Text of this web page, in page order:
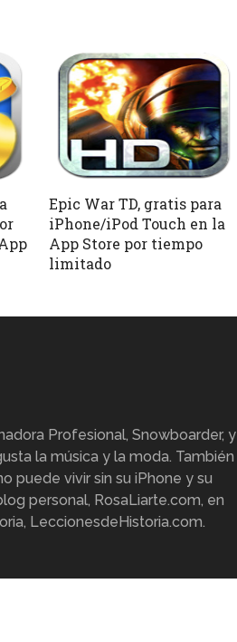
Epic War TD, gratis para
iPhone/iPod Touch en la
App Store por tiempo
limitado
Profesional, Snowboarder, y
la música y la moda. También
puede vivir sin su iPhone y su
personal, RosaLiarte.com, en
LeccionesdeHistoria.com.